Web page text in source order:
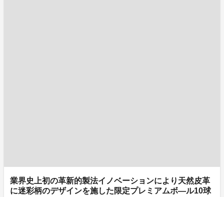
業界史上初の革新的製法イノベーションにより天然皮革
に迷彩柄のデザインを施した限定プレミアムボ―ル10球